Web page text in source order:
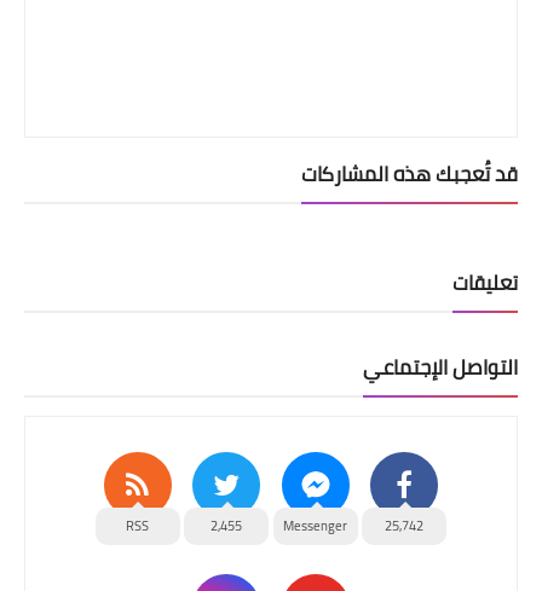
قد تُعجبك هذه المشاركات
تعليقات
التواصل الإجتماعي
25,742
Messenger
2,455
RSS